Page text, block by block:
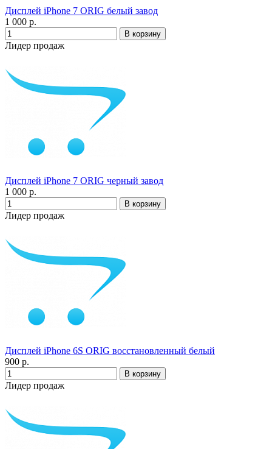
Дисплей iPhone 7 ORIG белый завод
1 000 р.
Лидер продаж
Дисплей iPhone 7 ORIG черный завод
1 000 р.
Лидер продаж
Дисплей iPhone 6S ORIG восстановленный белый
900 р.
Лидер продаж